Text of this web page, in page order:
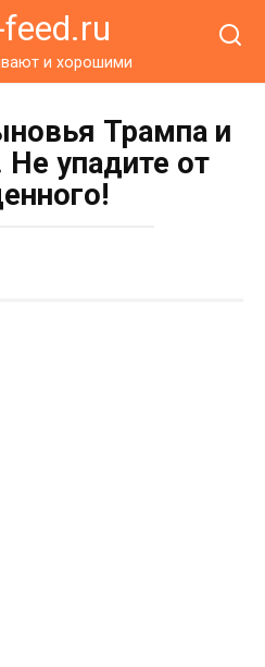
feed.ru
и хорошими
Трампа и
упадите от